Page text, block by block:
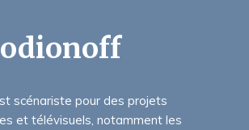
scénariste pour des projets
et télévisuels, notamment les